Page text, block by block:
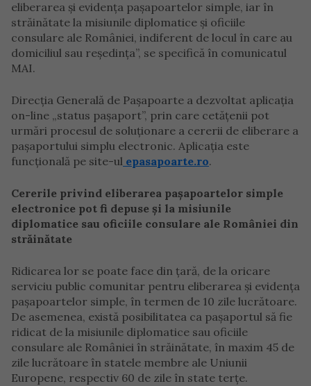
eliberarea şi evidenţa paşapoartelor simple, iar în
străinătate la misiunile diplomatice şi oficiile
consulare ale României, indiferent de locul în care au
domiciliul sau reşedinţa”, se specifică în comunicatul
MAI.
Direcţia Generală de Paşapoarte a dezvoltat aplicaţia
on-line „status paşaport”, prin care cetăţenii pot
urmări procesul de soluţionare a cererii de eliberare a
paşaportului simplu electronic. Aplicația este
funcțională pe site-ul epasapoarte.ro.
Cererile privind eliberarea paşapoartelor simple
electronice pot fi depuse şi la misiunile
diplomatice sau oficiile consulare ale României din
străinătate
Ridicarea lor se poate face din ţară, de la oricare
serviciu public comunitar pentru eliberarea şi evidenţa
paşapoartelor simple, în termen de 10 zile lucrătoare.
De asemenea, există posibilitatea ca paşaportul să fie
ridicat de la misiunile diplomatice sau oficiile
consulare ale României în străinătate, în maxim 45 de
zile lucrătoare în statele membre ale Uniunii
Europene, respectiv 60 de zile în state terţe.